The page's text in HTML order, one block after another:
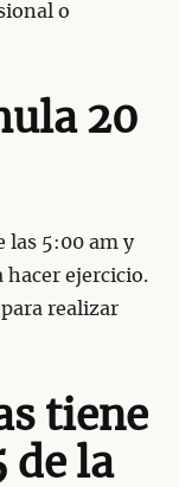
o
20
las 5:00 am y
hacer ejercicio.
realizar
tiene
de la